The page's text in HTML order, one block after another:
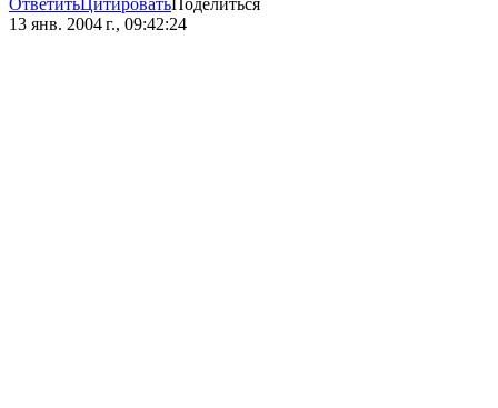
Ответить Цитировать Поделиться
13 янв. 2004 г., 09:42:24